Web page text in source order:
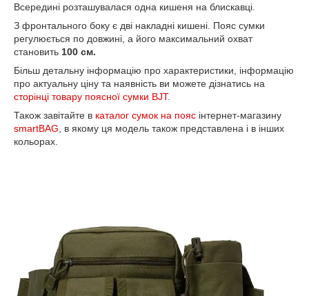
Всередині розташувалася одна кишеня на блискавці.
З фронтального боку є дві накладні кишені. Пояс сумки
регулюється по довжині, а його максимальний охват
становить 100 см.
Більш детальну інформацію про характеристики, інформацію
про актуальну ціну та наявність ви можете дізнатись на
сторінці товару поясної сумки BJT.
Також завітайте в каталог сумок на пояс інтернет-магазину
smartBAG , в якому ця модель також представлена і в інших
кольорах.